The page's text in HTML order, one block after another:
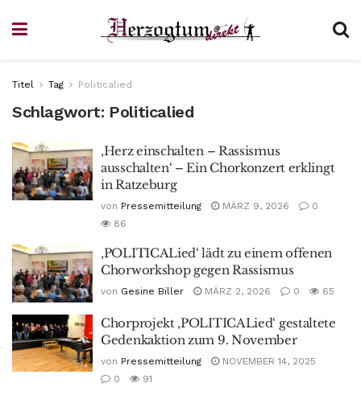
Titel Tag Politicalied
Schlagwort: Politicalied
‚Herz einschalten – Rassismus
ausschalten‘ – Ein Chorkonzert erklingt
in Ratzeburg
von Pressemitteilung MÄRZ 9, 2026
0
86
‚POLITICALied‘ lädt zu einem offenen
Chorworkshop gegen Rassismus
von Gesine Biller MÄRZ 2, 2026 0 65
Chorprojekt ‚POLITICALied‘ gestaltete
Gedenkaktion zum 9. November
von Pressemitteilung
NOVEMBER 14, 2025
0
91